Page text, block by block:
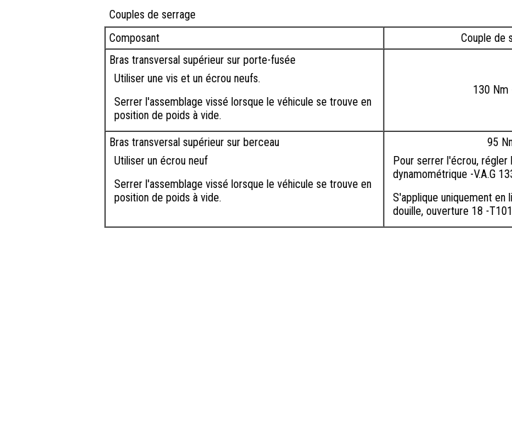
Couples de serrage
Composant
Couple de
Bras transversal supérieur sur porte-fusée
Utiliser une vis et un écrou neufs.
Serrer l'assemblage vissé lorsque le véhicule se trouve en
position de poids à vide.
130 Nm
Bras transversal supérieur sur berceau
Utiliser un écrou neuf
Serrer l'assemblage vissé lorsque le véhicule se trouve en
position de poids à vide.
95
Pour serrer l'écrou, régler
dynamométrique -V.A.G
S'applique uniquement en
douille, ouverture 18 -